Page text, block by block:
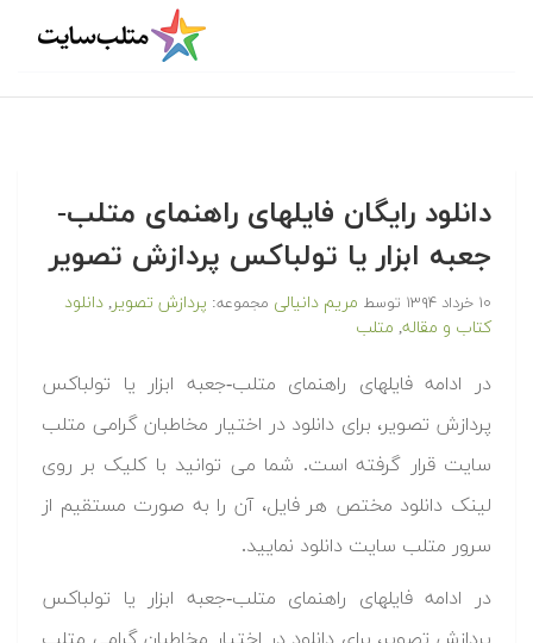
دانلود رایگان فایلهای راهنمای متلب-
جعبه ابزار یا تولباکس پردازش تصویر
۱۰ خرداد ۱۳۹۴ توسط مریم دانیالی مجموعه: پردازش تصویر, دانلود
کتاب و مقاله, متلب
در ادامه فایلهای راهنمای متلب-جعبه ابزار یا تولباکس
پردازش تصویر، برای دانلود در اختیار مخاطبان گرامی متلب
سایت قرار گرفته است. شما می توانید با کلیک بر روی
لینک دانلود مختص هر فایل، آن را به صورت مستقیم از
سرور متلب سایت دانلود نمایید.‬‬
در ادامه فایلهای راهنمای متلب-جعبه ابزار یا تولباکس